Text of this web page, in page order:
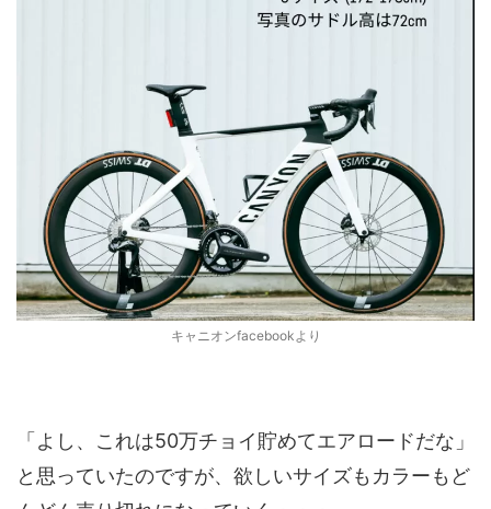
キャニオンfacebookより
「よし、これは50万チョイ貯めてエアロードだな」
と思っていたのですが、欲しいサイズもカラーもど